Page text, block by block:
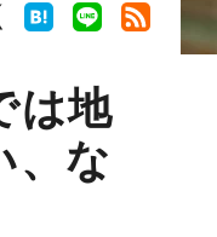
は地
、な